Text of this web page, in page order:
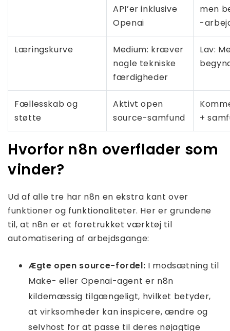
API’er inklusive
Openai
men
-
Læringskurve
Medium: kræver
nogle tekniske
færdigheder
Lav:
Fællesskab og
støtte
Aktivt open
source-samfund
+
Hvorfor n8n overflader som
vinder?
Ud af alle tre har n8n en ekstra kant over
funktioner og funktionaliteter. Her er grundene
til, at n8n er et foretrukket værktøj til
automatisering af arbejdsgange:
Ægte open source-fordel: I modsætning til
Make- eller Openai-agent er n8n
kildemæssig tilgængeligt, hvilket betyder,
at virksomheder kan inspicere, ændre og
selvhost for at passe til deres nøjagtige